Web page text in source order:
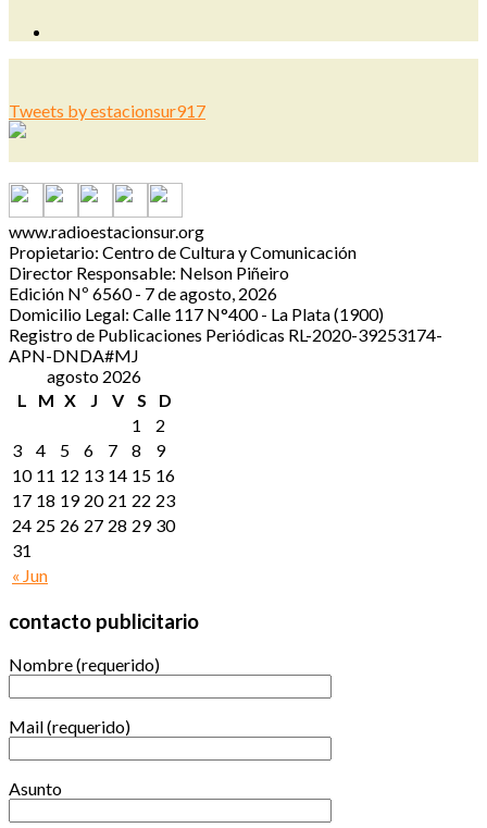
Tweets by estacionsur917
www.radioestacionsur.org
Propietario: Centro de Cultura y Comunicación
Director Responsable: Nelson Piñeiro
Edición Nº 6560 - 7 de agosto, 2026
Domicilio Legal: Calle 117 N°400 - La Plata (1900)
Registro de Publicaciones Periódicas RL-2020-39253174-
APN-DNDA#MJ
agosto 2026
L
M X J V S D
« Jun
1
2
3
4 5 6 7 8
9
10 11 12 13 14 15 16
17 18 19 20 21 22 23
24 25 26 27 28 29 30
31
contacto publicitario
Nombre (requerido)
Mail (requerido)
Asunto